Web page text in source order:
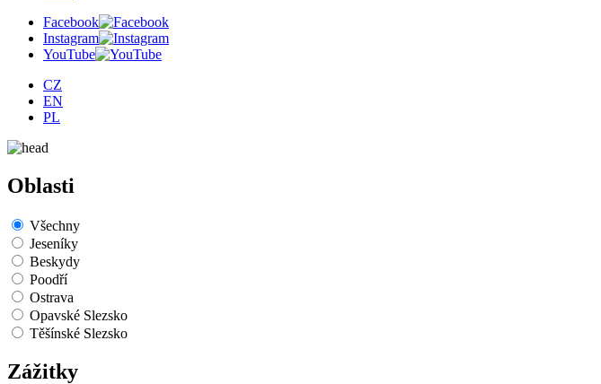
Facebook
Instagram
YouTube
CZ
EN
PL
Oblasti
Všechny
Jeseníky
Beskydy
Poodří
Ostrava
Opavské Slezsko
Těšínské Slezsko
Zážitky